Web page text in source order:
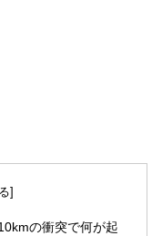
の衝突で何が起